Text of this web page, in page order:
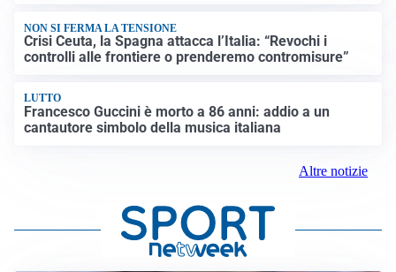
NON SI FERMA LA TENSIONE
Crisi Ceuta, la Spagna attacca l’Italia: “Revochi i
controlli alle frontiere o prenderemo contromisure”
LUTTO
Francesco Guccini è morto a 86 anni: addio a un
cantautore simbolo della musica italiana
Altre notizie